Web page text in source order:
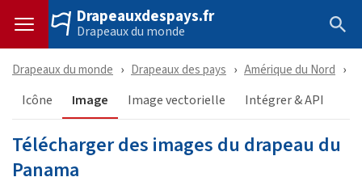
Drapeauxdespays.fr
Drapeaux du monde
Drapeaux du monde Drapeaux des pays Amérique du Nord
Icône Image Image vectorielle Intégrer & API
Télécharger des images du drapeau du
Panama